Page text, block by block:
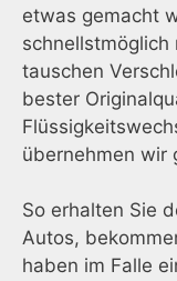
etwas gemacht
schnellstmöglich
tauschen
bester
übernehmen wir
So erhalten Sie
Autos,
haben im Falle